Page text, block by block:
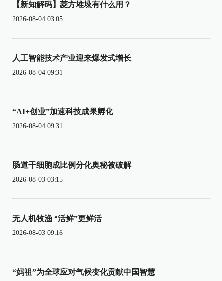
【新知解码】菱方堆垛有什么用？
2026-08-04 03:05
人工智能技术产业迎来爆发式增长
2026-08-04 09:31
“AI+创业”加速科技成果孵化
2026-08-04 09:31
肠道干细胞成比例分化奥秘被破解
2026-08-03 03:15
无人机牧渔 “活鲜”更鲜活
2026-08-03 09:16
“妈祖”为全球应对气候变化贡献中国智慧